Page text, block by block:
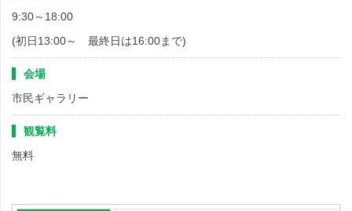
9:30～18:00
(初日13:00～ 最終日は16:00まで)
会場
市民ギャラリー
観覧料
無料